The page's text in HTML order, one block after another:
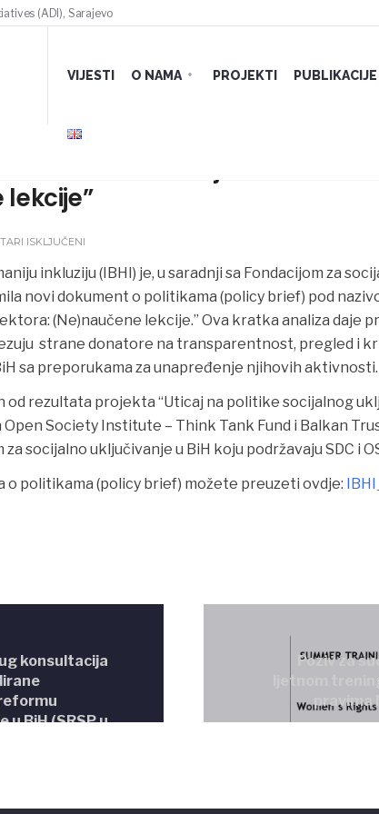
(ADI), Sarajevo
VIJESTI O NAMA PROJEKTI PUBLIKACIJE
ISKLJUČENI
inkluziju (IBHI) je, u saradnji sa Fondacijom za
novi dokument o politikama (policy brief) pod
(Ne)naučene lekcije.” Ova kratka analiza daje
strane donatore na transparentnost, pregled i
sa preporukama za unapređenje njihovih aktivnosti.
od rezultata projekta “Uticaj na politike socijalnog
Society Institute – Think Tank Fund i Balkan
socijalno uključivanje u BiH koju podržavaju SDC i
o politikama (policy brief) možete preuzeti ovdje:
konsultacija
u BiH (SRSP u
Poziv za
ljetnom
pravima